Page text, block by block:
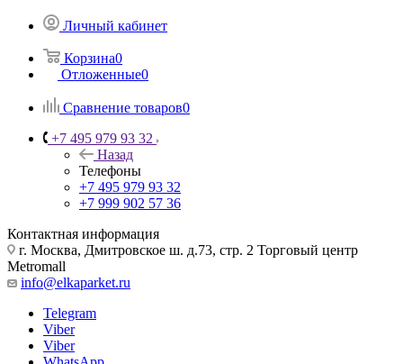
Личный кабинет
Корзина0
Отложенные0
Сравнение товаров0
+7 495 979 93 32
Назад
Телефоны
+7 495 979 93 32
+7 999 902 57 36
Контактная информация
г. Москва, Дмитровское ш. д.73, стр. 2 Торговый центр
Metromall
info@elkaparket.ru
Telegram
Viber
Viber